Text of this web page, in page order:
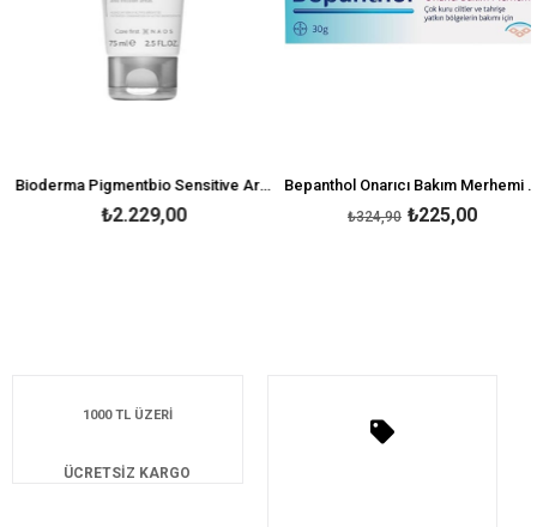
Bioderma Pigmentbio Sensitive Areas 75 ml
₺2.229,00
Bepanthol Onarıcı Bakım Merhemi 30 g
₺225,00
₺324,90
1000 TL ÜZERİ
ÜCRETSİZ KARGO